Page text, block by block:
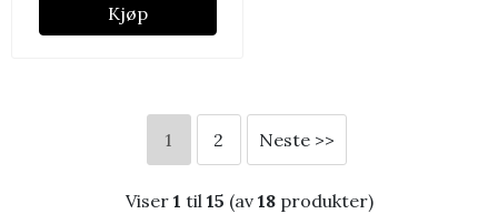
Kjøp
1 2 Neste >>
Viser 1 til 15 (av 18produkter)